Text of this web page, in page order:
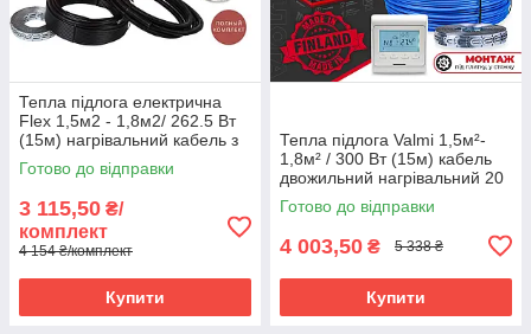
Тепла підлога електрична
Flex 1,5м2 - 1,8м2/ 262.5 Вт
(15м) нагрівальний кабель з
програмованим
терморегулятором E51
Готово до відправки
3 115,50 ₴/
комплект
4 154 ₴/комплект
Купити
Тепла підлога Valmi 1,5м²-
1,8м² / 300 Вт (15м) кабель
двожильний нагрівальний 20
Вт/м з терморегулятором E51
Готово до відправки
4 003,50 ₴ 5 338 ₴
Купити